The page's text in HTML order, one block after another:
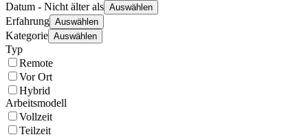
Datum - Nicht älter als Auswählen
Erfahrung Auswählen
Kategorie Auswählen
Typ
Remote
Vor Ort
Hybrid
Arbeitsmodell
Vollzeit
Teilzeit